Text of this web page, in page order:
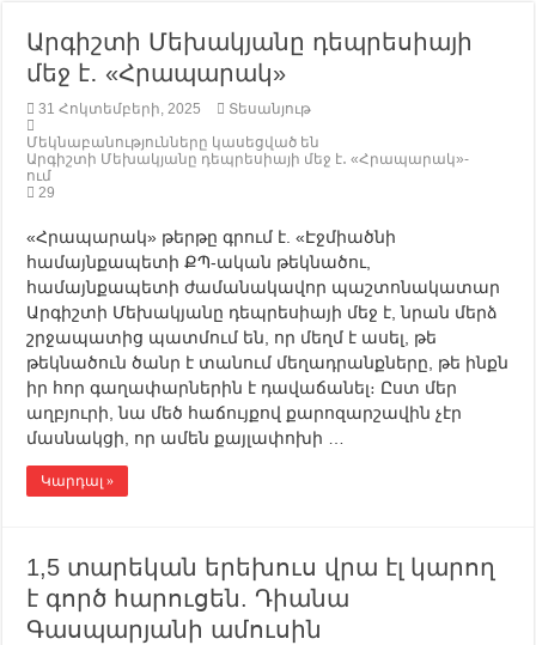
Արգիշտի Մեխակյանը դեպրեսիայի
մեջ է․ «Հրապարակ»
31 Հոկտեմբերի, 2025
Տեսանյութ
Մեկնաբանությունները կասեցված են
Արգիշտի Մեխակյանը դեպրեսիայի մեջ է․ «Հրապարակ»-
ում
29
«Հրապարակ» թերթը գրում է. «Էջմիածնի
համայնքապետի ՔՊ-ական թեկնածու,
համայնքապետի ժամանակավոր պաշտոնակատար
Արգիշտի Մեխակյանը դեպրեսիայի մեջ է, նրան մերձ
շրջապատից պատմում են, որ մեղմ է ասել, թե
թեկնածուն ծանր է տանում մեղադրանքները, թե ինքն
իր հոր գաղափարներին է դավաճանել։ Ըստ մեր
աղբյուրի, նա մեծ հաճույքով քարոզարշավին չէր
մասնակցի, որ ամեն քայլափոխի …
Կարդալ »
1,5 տարեկան երեխուս վրա էլ կարող
է գործ հարուցեն. Դիանա
Գասպարյանի ամուսին